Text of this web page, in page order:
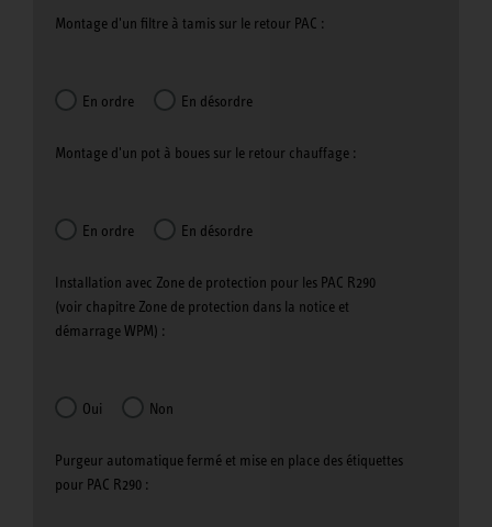
Montage d'un filtre à tamis sur le retour PAC :
En ordre En désordre
Montage d'un pot à boues sur le retour chauffage :
En ordre En désordre
Installation avec Zone de protection pour les PAC R290
(voir chapitre Zone de protection dans la notice et
démarrage WPM) :
Oui Non
Purgeur automatique fermé et mise en place des étiquettes
pour PAC R290 :